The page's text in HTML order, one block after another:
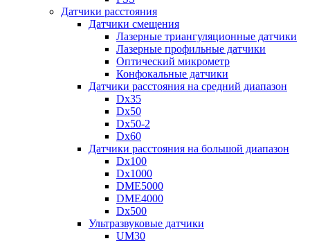
Датчики расстояния
Датчики смещения
Лазерные триангуляционные датчики
Лазерные профильные датчики
Оптический микрометр
Конфокальные датчики
Датчики расстояния на средний диапазон
Dx35
Dx50
Dx50-2
Dx60
Датчики расстояния на большой диапазон
Dx100
Dx1000
DME5000
DME4000
Dx500
Ультразвуковые датчики
UM30